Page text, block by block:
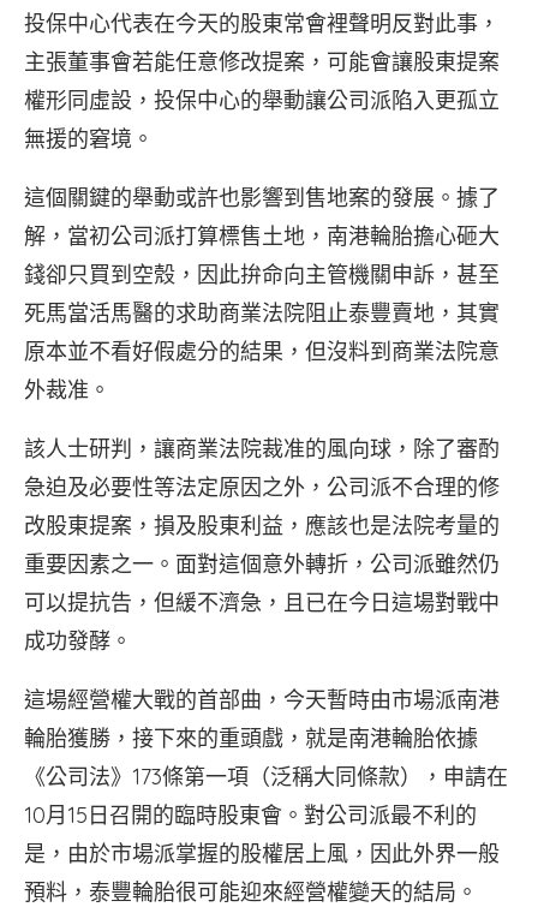
投保中心代表在今天的股東常會裡聲明反對此事，
主張董事會若能任意修改提案，可能會讓股東提案
權形同虛設，投保中心的舉動讓公司派陷入更孤立
無援的窘境。
這個關鍵的舉動或許也影響到售地案的發展。據了
解，當初公司派打算標售土地，南港輪胎擔心砸大
錢卻只買到空殼，因此拚命向主管機關申訴，甚至
死馬當活馬醫的求助商業法院阻止泰豐賣地，其實
原本並不看好假處分的結果，但沒料到商業法院意
外裁准。
該人士研判，讓商業法院裁准的風向球，除了審酌
急迫及必要性等法定原因之外，公司派不合理的修
改股東提案，損及股東利益，應該也是法院考量的
重要因素之一。面對這個意外轉折，公司派雖然仍
可以提抗告，但緩不濟急，且已在今日這場對戰中
成功發酵。
這場經營權大戰的首部曲，今天暫時由市場派南港
輪胎獲勝，接下來的重頭戲，就是南港輪胎依據
《公司法》173條第一項（泛稱大同條款），申請在
10月15日召開的臨時股東會。對公司派最不利的
是，由於市場派掌握的股權居上風，因此外界一般
預料，泰豐輪胎很可能迎來經營權變天的結局。